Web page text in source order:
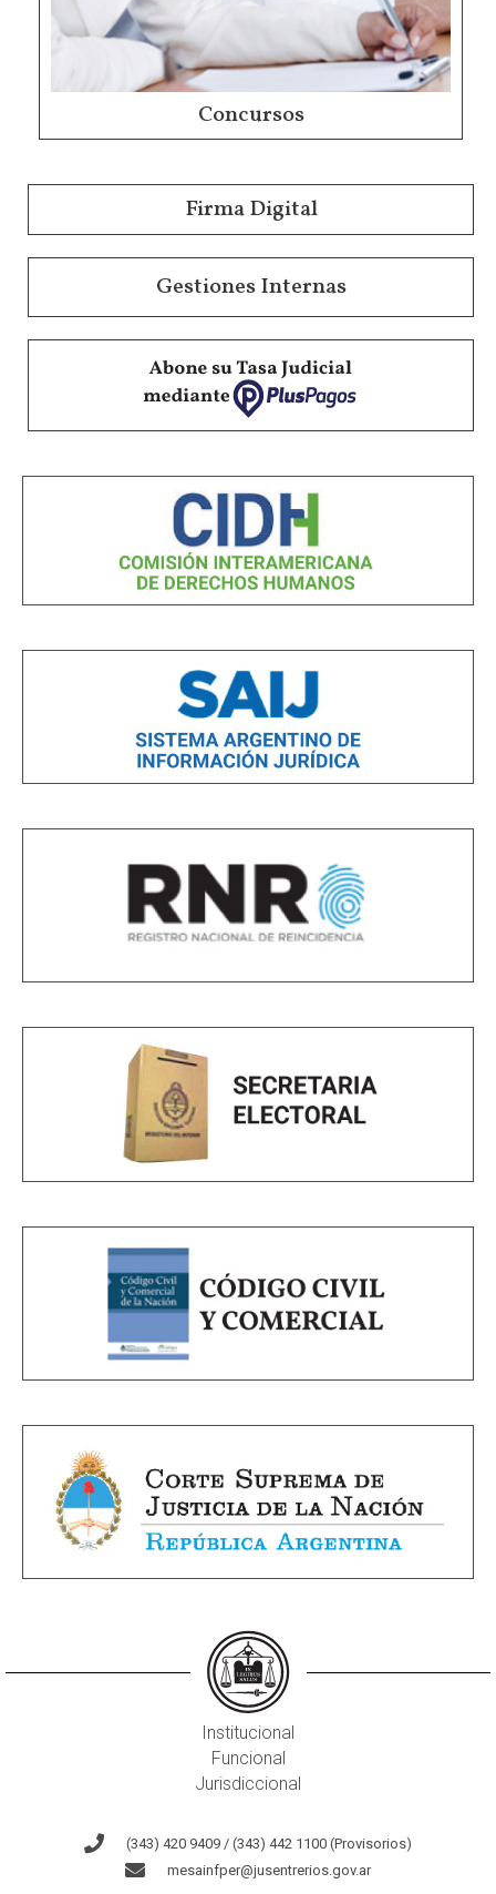
Concursos
Firma Digital
Gestiones Internas
Institucional
Funcional
Jurisdiccional
(343) 420 9409 / (343) 442 1100 (Provisorios)
mesainfper@jusentrerios.gov.ar